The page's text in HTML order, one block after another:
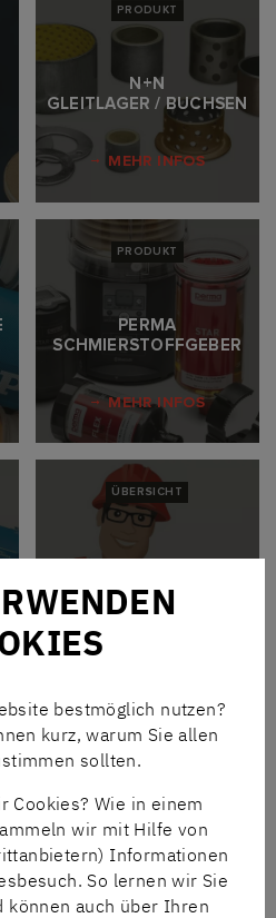
PRODUKT
N+N
GLEITLAGER / BUCHSEN
MEHR INFOS
PRODUKT
PERMA
SCHMIERSTOFFGEBER
MEHR INFOS
ÜBERSICHT
finden Sie über 600.000
Hersteller auf einen Blick.
und schnell geliefert.
SHOP
bestmöglich nutzen?
kurz, warum Sie allen
sollten.
Cookies? Wie in einem
wir mit Hilfe von
Informationen
So lernen wir Sie
können auch über Ihren